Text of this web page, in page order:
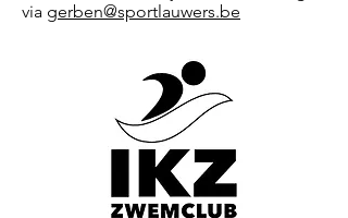
via gerben@sportlauwers.be